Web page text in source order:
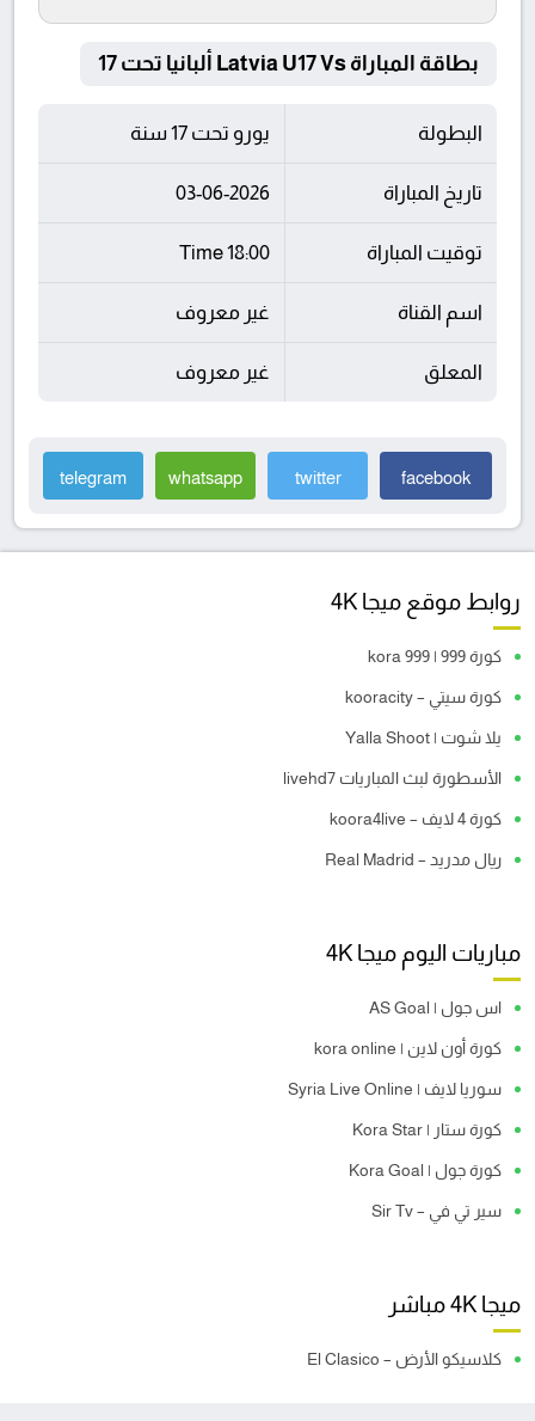
بطاقة المباراة Latvia U17 Vs ألبانيا تحت 17
البطولة يورو تحت 17 سنة
تاريخ المباراة 03-06-2026
توقيت المباراة 18:00 Time
اسم القناة غير معروف
المعلق غير معروف
facebook
twitter
whatsapp
telegram
روابط موقع ميجا 4K
كورة 999 | kora 999
كورة سيتي – kooracity
يلا شوت | Yalla Shoot
الأسطورة لبث المباريات livehd7
كورة 4 لايف – koora4live
ريال مدريد – Real Madrid
مباريات اليوم ميجا 4K
اس جول | AS Goal
كورة أون لاين | kora online
سوريا لايف | Syria Live Online
كورة ستار | Kora Star
كورة جول | Kora Goal
سير تي في – Sir Tv
ميجا 4K مباشر
كلاسيكو الأرض – El Clasico